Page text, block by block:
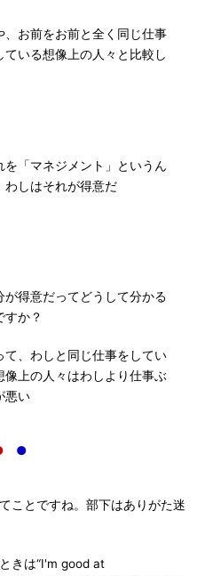
、お前をお前と全く同じ仕事
ている想像上の人々と比較し
を「マネジメント」というん
わしはそれが得意だ
が得意だってどうして分かる
すか？
て、わしと同じ仕事をしてい
像上の人々はわしより仕事ぶ
悪い
●
ことですね。部下はありがた迷
きは“I'm good at